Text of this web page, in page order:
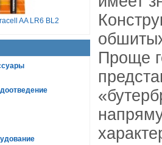
AA LR6 BL2
Проще